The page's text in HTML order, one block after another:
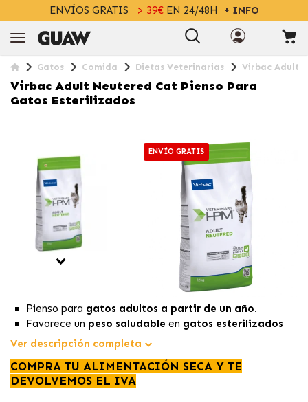
ENVÍOS GRATIS > 39€EN 24/48H + INFO
Gatos Comida Dietas Veterinarias Virbac Adult
Virbac Adult Neutered Cat Pienso Para
Gatos Esterilizados
ENVÍO GRATIS
Pienso para gatos adultos a partir de un año.
Favorece un peso saludable en gatos esterilizados
con baja energía y L-carnitina.
Niveles de proteína y fósforo controlados
mantener la salud renal.
Ver descripción completa
COMPRA TU ALIMENTACIÓN SECA Y TE
DEVOLVEMOS EL IVA